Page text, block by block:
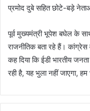
प्रमोद दुबे सहित छोटे-बड़े
पूर्व मुख्यमंत्री भूपेश बघेल के
राजनीतिक बता रहे हैं।
कह दिया कि ईडी भारतीय
रही है, यह भुला नहीं जाएगा,